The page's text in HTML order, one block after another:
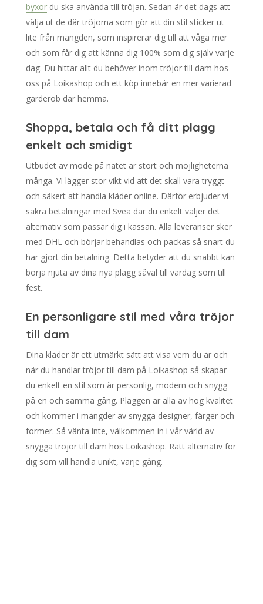
byxordu ska använda till tröjan. Sedan är det dags att
välja ut de där tröjorna som gör att din stil sticker ut
lite från mängden, som inspirerar dig till att våga mer
och som får dig att känna dig 100% som dig själv varje
dag. Du hittar allt du behöver inom tröjor till dam hos
oss på Loikashop och ett köp innebär en mer varierad
garderob där hemma.
Shoppa, betala och få ditt plagg
enkelt och smidigt
Utbudet av mode på nätet är stort och möjligheterna
många. Vi lägger stor vikt vid att det skall vara tryggt
och säkert att handla kläder online. Därför erbjuder vi
säkra betalningar med Svea där du enkelt väljer det
alternativ som passar dig i kassan. Alla leveranser sker
med DHL och börjar behandlas och packas så snart du
har gjort din betalning. Detta betyder att du snabbt kan
börja njuta av dina nya plagg såväl till vardag som till
fest.
En personligare stil med våra tröjor
till dam
Dina kläder är ett utmärkt sätt att visa vem du är och
när du handlar tröjor till dam på Loikashop så skapar
du enkelt en stil som är personlig, modern och snygg
på en och samma gång. Plaggen är alla av hög kvalitet
och kommer i mängder av snygga designer, färger och
former. Så vänta inte, välkommen in i vår värld av
snygga tröjor till dam hos Loikashop. Rätt alternativ för
dig som vill handla unikt, varje gång.